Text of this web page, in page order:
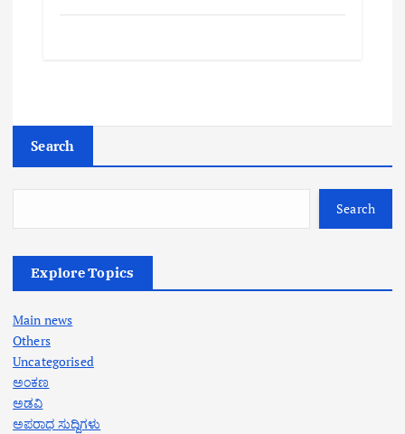
Search
Search
Explore Topics
Main news
Others
Uncategorised
ಅಂಕಣ
ಅಡವಿ
ಅಪರಾಧ ಸುದ್ದಿಗಳು